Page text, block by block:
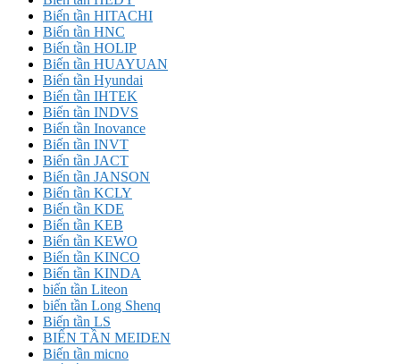
Biến tần HITACHI
Biến tần HNC
Biến tần HOLIP
Biến tần HUAYUAN
Biến tần Hyundai
Biến tần IHTEK
Biến tần INDVS
Biến tần Inovance
Biến tần INVT
Biến tần JACT
Biến tần JANSON
Biến tần KCLY
Biến tần KDE
Biến tần KEB
Biến tần KEWO
Biến tần KINCO
Biến tần KINDA
biến tần Liteon
biến tần Long Shenq
Biến tần LS
BIẾN TẦN MEIDEN
Biến tần micno